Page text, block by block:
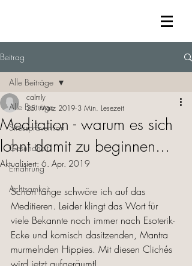
Beitrag
Alle Beiträge
Stressprävention
Gesundheit
Ernährung
Achtsamkeit
Alle Beiträge
Meditation - warum es sich
lohnt damit zu beginnen...
calmly
25. März 2019 3 Min. Lesezeit
Aktualisiert: 6. Apr. 2019
Schon lange schwöre ich auf das
Meditieren. Leider klingt das Wort für
viele Bekannte noch immer nach Esoterik-
Ecke und komisch dasitzenden, Mantra
murmelnden Hippies. Mit diesen Clichés